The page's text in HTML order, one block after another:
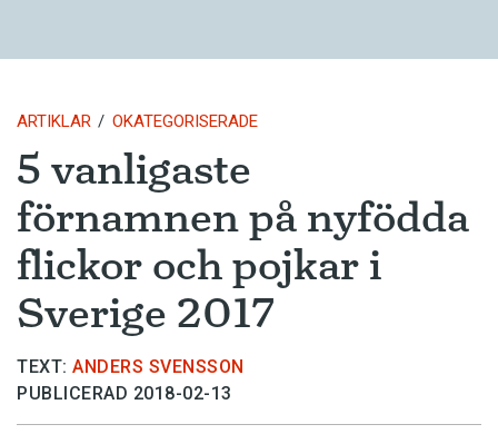
ARTIKLAR OKATEGORISERADE
5 vanligaste
förnamnen på nyfödda
flickor och pojkar i
Sverige 2017
TEXT: ANDERS SVENSSON
PUBLICERAD 2018-02-13